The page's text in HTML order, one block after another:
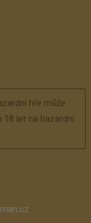
hře může
let na hazardní